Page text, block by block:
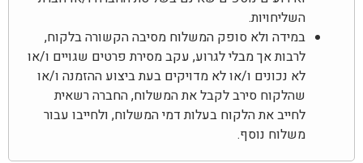
השליחויות.
במידה ולא סופק המשלוח מסיבה הקשורה בלקוח,
לרבות אך מבלי לגרוע, עקב מסירת פרטים שגויים ו/או
לא נכונים ו/או לא מדויקים בעת ביצוע ההזמנה ו/או
שהלקוח סירב לקבל את המשלוח, החברה רשאית
לחייב את הלקוח בעלות דמי המשלוח, ולחייבו עבור
משלוח נוסף.